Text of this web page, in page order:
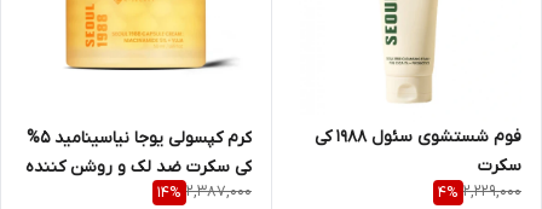
فوم شستشوی سئول 1988 کی
سکرت
2,229,000
4%
کرم کپسولی یوجا نیاسینامید 5%
کی سکرت ضد لک و روشن کننده
پوست
2,387,000
14%